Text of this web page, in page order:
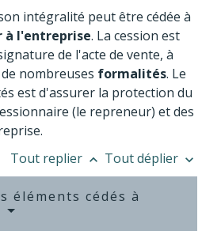
intégralité peut être cédée à
l'entreprise. La cession est
de l'acte de vente, à
nombreuses formalités. Le
est d'assurer la protection du
(le repreneur) et des
Tout replier keyboard_arrow_up Tout déplier keyboard_arrow_down
éléments cédés à